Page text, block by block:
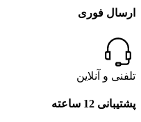
ارسال فوری
تلفنی و آنلاین
پشتیبانی 12 ساعته